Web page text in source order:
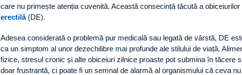
care nu primește atenția cuvenită. Această consecință tăcută a
erectilă(DE).
Adesea considerată o problemă pur medicală sau legată de vârstă, DE
ca un simptom al unor dezechilibre mai profunde ale stilului de viață.
fizice, stresul cronic și alte obiceiuri zilnice proaste pot submina în tăcere
doar frustrantă, ci poate fi un semnal de alarmă al organismului că ceva